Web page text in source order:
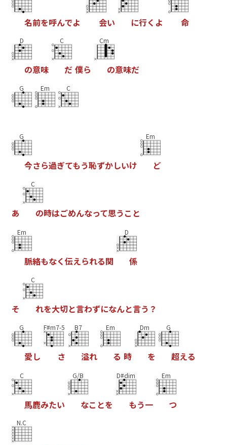
名前を呼んでよ 会い に行く よ 命
D
の意味
C
だ 僕ら
Cm
の意味だ
G Em C
G
今さら過ぎてもう恥ずかしいけ
Em
ど
あ
C
の時はごめんなって思う こ と
Em
脈絡もなく伝えられる関
D
係
そ
C
れを大切と言わずになんと言う ？
G
愛し
F#m7-5
さ
B7
溢れ
Em
る 時
Dm
を
G
超える
C
馬鹿みたい
G/B
なこ とを
D#dim
もう一
Em
つ
N.C